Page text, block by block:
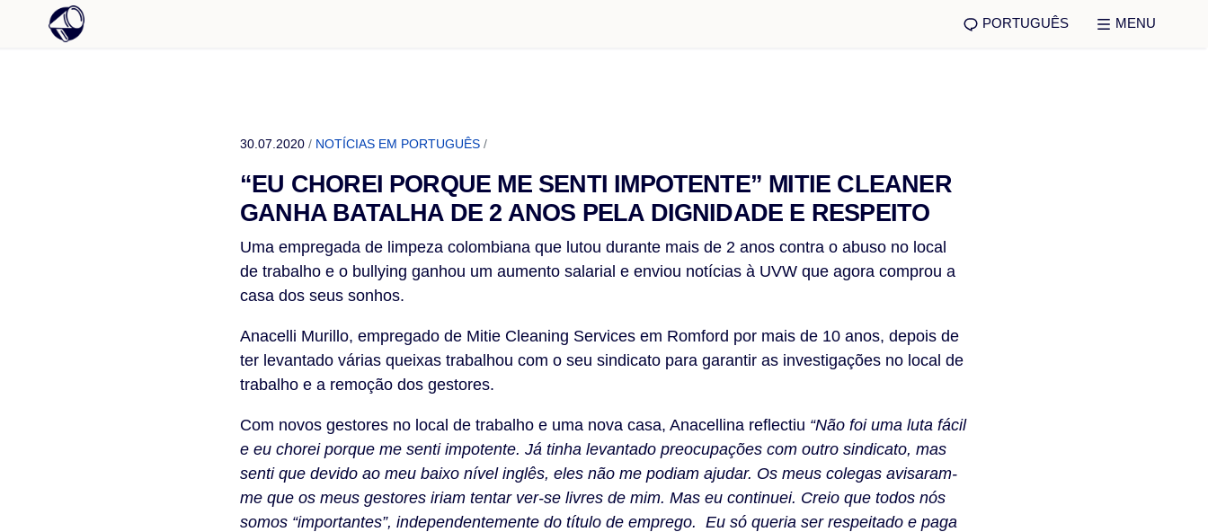
PORTUGUÊS MENU
30.07.2020 / NOTÍCIAS EM PORTUGUÊS /
“EU CHOREI PORQUE ME SENTI IMPOTENTE” MITIE CLEANER
GANHA BATALHA DE 2 ANOS PELA DIGNIDADE E RESPEITO
Uma empregada de limpeza colombiana que lutou durante mais de 2 anos contra o abuso no local
de trabalho e o bullying ganhou um aumento salarial e enviou notícias à UVW que agora comprou a
casa dos seus sonhos.
Anacelli Murillo, empregado de Mitie Cleaning Services em Romford por mais de 10 anos, depois de
ter levantado várias queixas trabalhou com o seu sindicato para garantir as investigações no local de
trabalho e a remoção dos gestores.
Com novos gestores no local de trabalho e uma nova casa, Anacellina reflectiu “Não foi uma luta fácil
e eu chorei porque me senti impotente. Já tinha levantado preocupações com outro sindicato, mas
senti que devido ao meu baixo nível inglês, eles não me podiam ajudar. Os meus colegas avisaram-
me que os meus gestores iriam tentar ver-se livres de mim. Mas eu continuei. Creio que todos nós
somos “importantes”, independentemente do título de emprego. Eu só queria ser respeitado e paga